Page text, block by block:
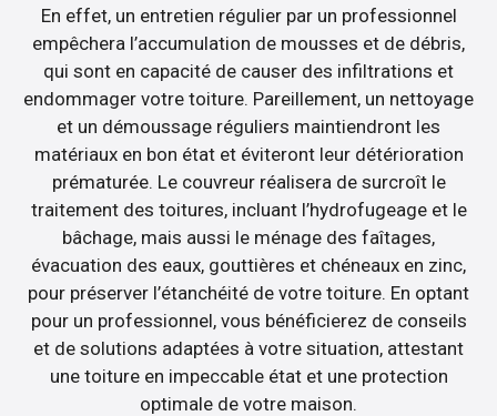
En effet, un entretien régulier par un professionnel
empêchera l’accumulation de mousses et de débris,
qui sont en capacité de causer des infiltrations et
endommager votre toiture. Pareillement, un nettoyage
et un démoussage réguliers maintiendront les
matériaux en bon état et éviteront leur détérioration
prématurée. Le couvreur réalisera de surcroît le
traitement des toitures, incluant l’hydrofugeage et le
bâchage, mais aussi le ménage des faîtages,
évacuation des eaux, gouttières et chéneaux en zinc,
pour préserver l’étanchéité de votre toiture. En optant
pour un professionnel, vous bénéficierez de conseils
et de solutions adaptées à votre situation, attestant
une toiture en impeccable état et une protection
optimale de votre maison.